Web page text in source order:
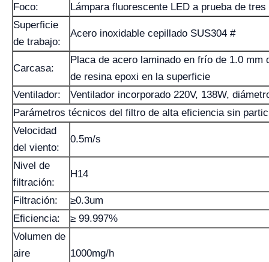
Foco:
Lámpara fluorescente LED a prueba de
Superficie
de trabajo:
Acero inoxidable cepillado SUS304 #
Carcasa:
Placa de acero laminado en frío de 1.0 mm
de resina epoxi en la superficie
Ventilador:
Ventilador incorporado 220V, 138W,
Parámetros técnicos del filtro de alta eficiencia sin
Velocidad
del viento:
0.5m/s
Nivel de
filtración:
H14
Filtración:
≥0.3um
Eficiencia:
≥ 99.997%
Volumen de
aire
1000mg/h